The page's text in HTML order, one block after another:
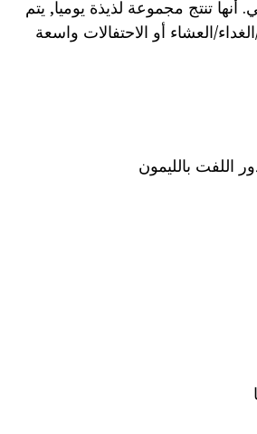
تنتج مجموعة لذيذة يوميا, يتم
العشاء أو الاحتفالات واسعة
اللفت بالليمون